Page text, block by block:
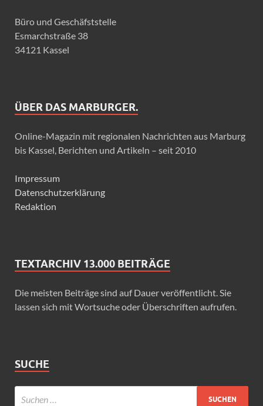
Büro und Geschäfststelle
Esmarchstraße 38
34121 Kassel
ÜBER DAS MARBURGER.
Online-Magazin mit regionalen Nachrichten aus Marburg
bis Kassel, Berichten und Artikeln – seit 2010
Impressum
Datenschutzerklärung
Redaktion
TEXTARCHIV 13.000 BEITRÄGE
Die meisten Beiträge sind auf Dauer veröffentlicht. Sie
lassen sich mit Wortsuche oder Überschriften aufrufen.
SUCHE